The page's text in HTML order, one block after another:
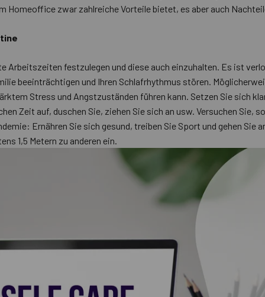
Homeoffice zwar zahlreiche Vorteile bietet, es aber auch
Arbeitszeiten festzulegen und diese auch einzuhalten. Es ist
beeinträchtigen und Ihren Schlafrhythmus stören.
Stress und Angstzuständen führen kann. Setzen Sie sich
Zeit auf, duschen Sie, ziehen Sie sich an usw. Versuchen Sie,
Ernähren Sie sich gesund, treiben Sie Sport und gehen Sie
1,5 Metern zu anderen ein.